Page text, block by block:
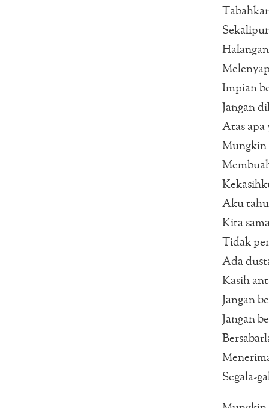
Impian
Jangan
Atas apa
Mungkin
Aku tahu
Kita
Tidak
Ada
Kasih
Jangan
Jangan
Segala-